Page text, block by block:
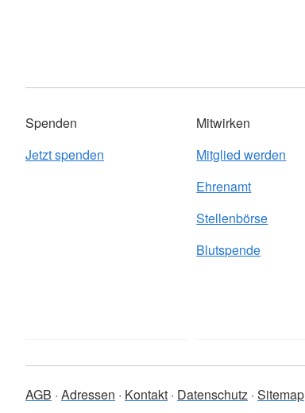
Spenden
Jetzt spenden
Mitwirken
Mitglied werden
Ehrenamt
Stellenbörse
Blutspende
AGB Adressen Kontakt Datenschutz Sitemap